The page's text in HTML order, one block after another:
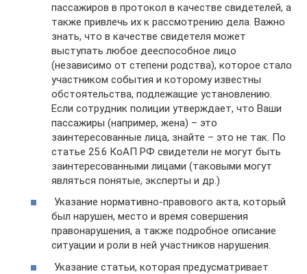
пассажиров в протокол в качестве свидетелей, а
также привлечь их к рассмотрению дела. Важно
знать, что в качестве свидетеля может
выступать любое дееспособное лицо
(независимо от степени родства), которое стало
участником события и которому известны
обстоятельства, подлежащие установлению.
Если сотрудник полиции утверждает, что Ваши
пассажиры (например, жена) – это
заинтересованные лица, знайте – это не так. По
статье 25.6 КоАП РФ свидетели не могут быть
заинтересованными лицами (таковыми могут
являться понятые, эксперты и др.)
Указание нормативно-правового акта, который
был нарушен, место и время совершения
правонарушения, а также подробное описание
ситуации и роли в ней участников нарушения.
Указание статьи, которая предусматривает